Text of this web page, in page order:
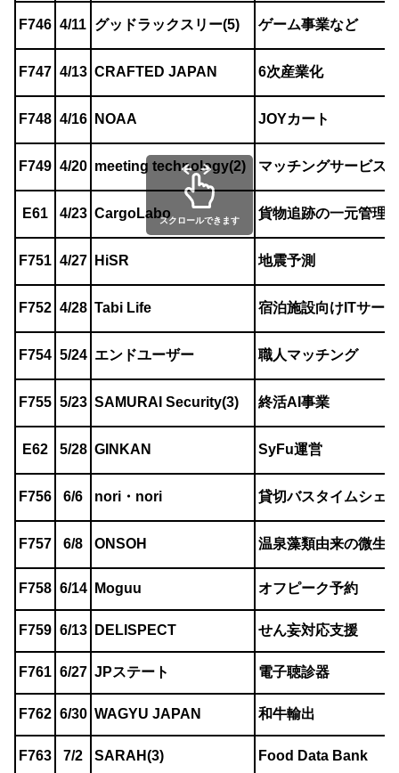
F746 4/11 グッドラックスリー(5) ゲーム事業など
F747 4/13 CRAFTED JAPAN 6次産業化
F748 4/16 NOAA JOYカート
F749 4/20 meeting technology(2) マッチングサービス
E61 4/23 CargoLabo 貨物追跡の一元管理
F751 4/27 HiSR 地震予測
F752 4/28 Tabi Life 宿泊施設向けITサー
F754 5/24 エンドユーザー 職人マッチング
F755 5/23 SAMURAI Security(3) 終活AI事業
E62 5/28 GINKAN SyFu運営
F756 6/6 nori・nori 貸切バスタイムシェ
F757 6/8 ONSOH 温泉藻類由来の微生
F758 6/14 Moguu オフピーク予約
F759 6/13 DELISPECT せん妄対応支援
F761 6/27 JPステート 電子聴診器
F762 6/30 WAGYU JAPAN 和牛輸出
F763 7/2 SARAH(3) Food Data Bank
スクロールできます